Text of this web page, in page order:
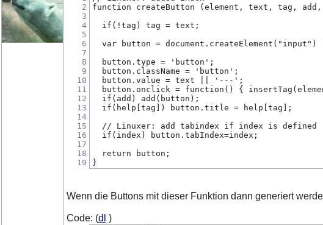
2
3
4
5
6
7
8
9
10
11
12
13
14
15
16
17
18
19
function createButton (element, text, tag,
  if(!tag) tag = text;
var button = document.createElement("input")
  button.type = 'button';
  button.className = 'button';
  button.value = text || '---';
button.onclick = function() {
  if(add) add(button);
  if(help[tag]) button.title = help[tag];
  // Linuxer: add tabindex if index is defined
  if(index) button.tabIndex=index;
  return button;
}
Wenn die Buttons mit dieser Funktion dann generiert
Code: (dl )